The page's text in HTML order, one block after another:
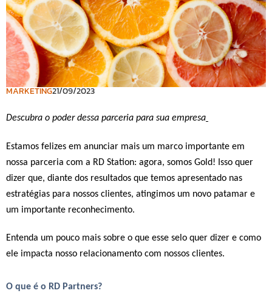
MARKETING21/09/2023
Descubra o poder dessa parceria para sua empresa
Estamos felizes em anunciar mais um marco importante em
nossa parceria com a RD Station: agora, somos Gold! Isso quer
dizer que, diante dos resultados que temos apresentado nas
estratégias para nossos clientes, atingimos um novo patamar e
um importante reconhecimento.
Entenda um pouco mais sobre o que esse selo quer dizer e como
ele impacta nosso relacionamento com nossos clientes.
O que é o RD Partners?